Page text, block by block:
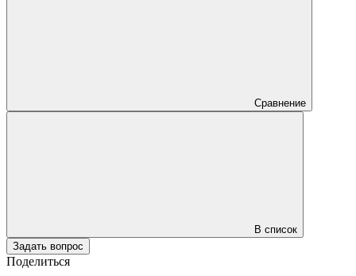
Сравнение
В список
Задать вопрос
Поделиться